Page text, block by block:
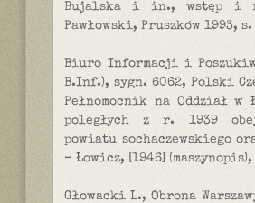
Bujalska i in., wstęp i
Pawłowski, Pruszków 1993, s.
Biuro Informacji i
B.Inf.), sygn. 6062, Polski
Pełnomocnik na Oddział w
poległych z r. 1939
powiatu sochaczewskiego
– Łowicz, [1946]
Głowacki L., Obrona